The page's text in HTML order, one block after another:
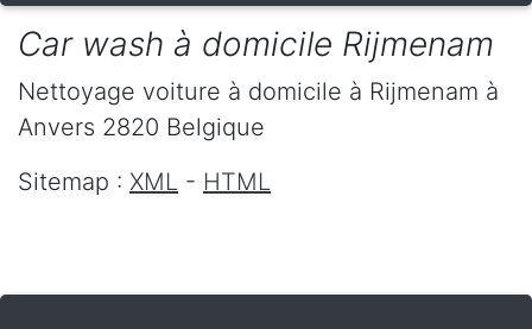
Car wash à domicile Rijmenam
Nettoyage voiture à domicile à Rijmenam à
Anvers 2820 Belgique
Sitemap : XML - HTML